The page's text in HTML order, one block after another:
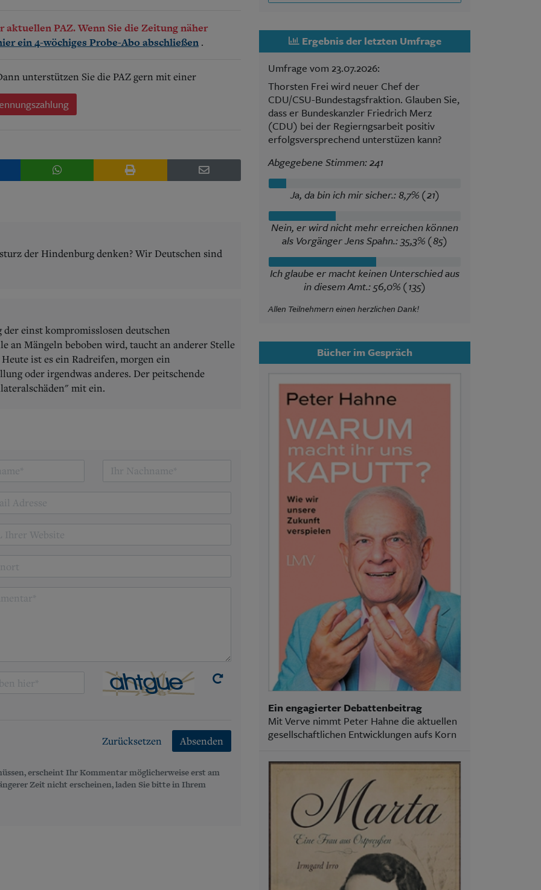
PAZ. Wenn Sie die Zeitung näher
ein 4-wöchiges Probe-Abo abschließen .
unterstützen Sie die PAZ gern mit einer
der Hindenburg denken? Wir Deutschen sind
einst kompromisslosen deutschen
an Mängeln beboben wird, taucht an anderer Stelle
ist es ein Radreifen, morgen ein
oder irgendwas anderes. Der peitschende
mit ein.
Zurücksetzen Absenden
erscheint Ihr Kommentar möglicherweise erst am
Zeit nicht erscheinen, laden Sie bitte in Ihrem
Ergebnis der letzten Umfrage
Umfrage vom 23.07.2026:
Thorsten Frei wird neuer Chef der
CDU/CSU-Bundestagsfraktion. Glauben Sie,
dass er Bundeskanzler Friedrich Merz
(CDU) bei der Regierngsarbeit positiv
erfolgsversprechend unterstüzen kann?
Abgegebene Stimmen: 241
Ja, da bin ich mir sicher.: 8,7% (21)
Nein, er wird nicht mehr erreichen können
als Vorgänger Jens Spahn.: 35,3% (85)
Ich glaube er macht keinen Unterschied aus
in diesem Amt.: 56,0% (135)
Allen Teilnehmern einen herzlichen Dank!
Bücher im Gespräch
Ein engagierter Debattenbeitrag
Mit Verve nimmt Peter Hahne die aktuellen
gesellschaftlichen Entwicklungen aufs Korn